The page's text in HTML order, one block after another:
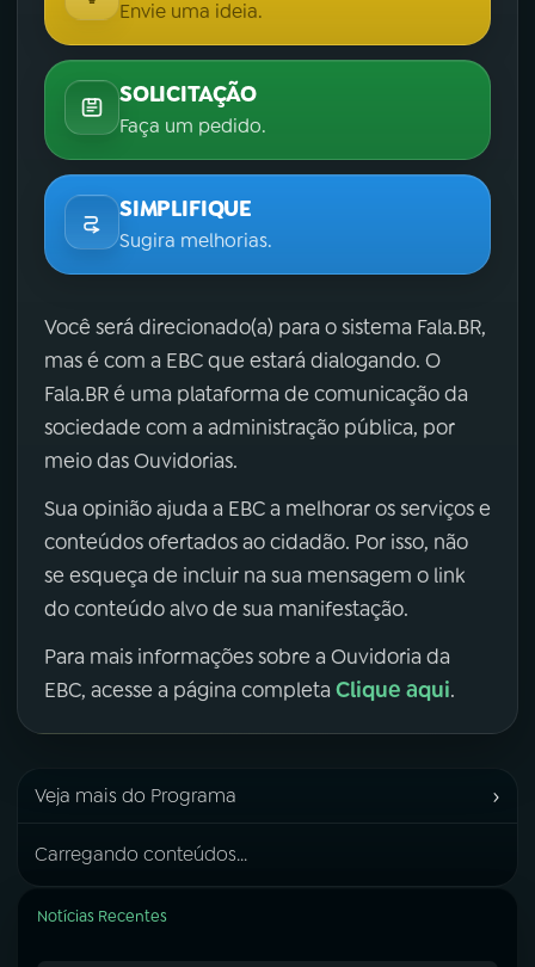
Envie uma ideia.
SOLICITAÇÃO
Faça um pedido.
SIMPLIFIQUE
Sugira melhorias.
Você será direcionado(a) para o sistema Fala.BR,
mas é com a EBC que estará dialogando. O
Fala.BR é uma plataforma de comunicação da
sociedade com a administração pública, por
meio das Ouvidorias.
Sua opinião ajuda a EBC a melhorar os serviços e
conteúdos ofertados ao cidadão. Por isso, não
se esqueça de incluir na sua mensagem o link
do conteúdo alvo de sua manifestação.
Para mais informações sobre a Ouvidoria da
EBC, acesse a página completa Clique aqui.
Veja mais do Programa ›
Carregando conteúdos...
Notícias Recentes